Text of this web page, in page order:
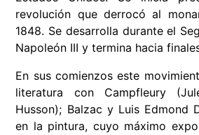
revolución que derrocó al
1848. Se desarrolla durante el
Napoleón III y termina hacia
En sus comienzos este
literatura con Campfleury
Husson); Balzac y Luis Edmond
en la pintura, cuyo máximo